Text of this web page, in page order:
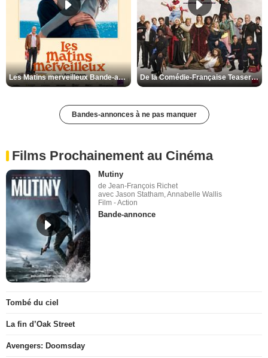
Les Matins merveilleux Bande-annonce VF De la Comédie-Française Teaser VF
Bandes-annonces à ne pas manquer
Films Prochainement au Cinéma
Mutiny
de Jean-François Richet
avec Jason Statham, Annabelle Wallis
Film - Action
Bande-annonce
Tombé du ciel
La fin d’Oak Street
Avengers: Doomsday